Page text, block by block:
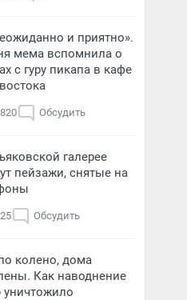
и приятно».
мема вспомнила о
с гуру пикапа в кафе
Обсудить
галерее
пейзажи, снятые на
Обсудить
колено, дома
Как наводнение
уничтожило